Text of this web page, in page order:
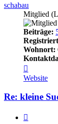
schabau
Mitglied
Beiträge:
Wohnort:
von
schabau
Website
Re: kleine